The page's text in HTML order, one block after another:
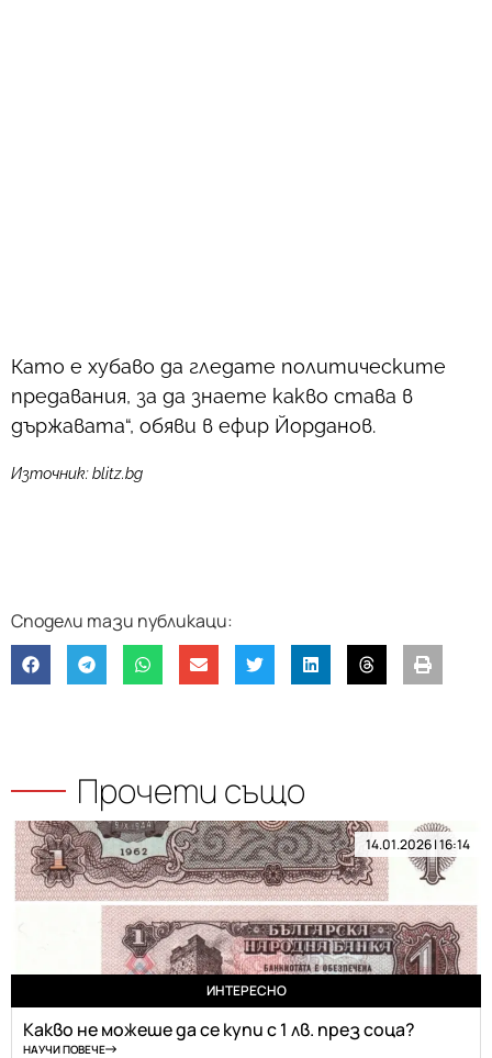
Като е хубаво да гледате политическите
предавания, за да знаете какво става в
държавата“, обяви в ефир Йорданов.
Източник: blitz.bg
Прочети също
14.01.2026 | 16:14
ИНТЕРЕСНО
Какво не можеше да се купи с 1 лв. през соца?
НАУЧИ ПОВЕЧЕ